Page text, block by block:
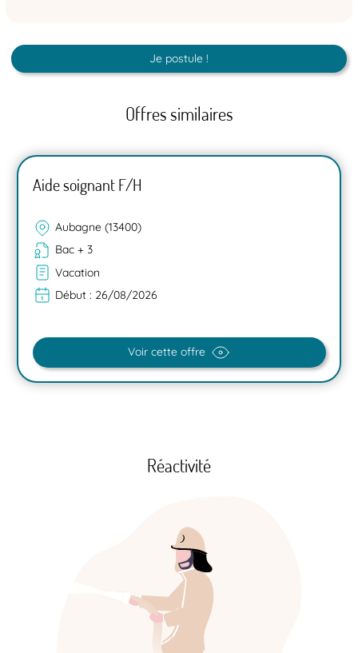
Je postule !
Offres similaires
Aide soignant F/H
Aubagne (13400)
Bac + 3
Vacation
Début : 26/08/2026
Voir cette offre
Réactivité